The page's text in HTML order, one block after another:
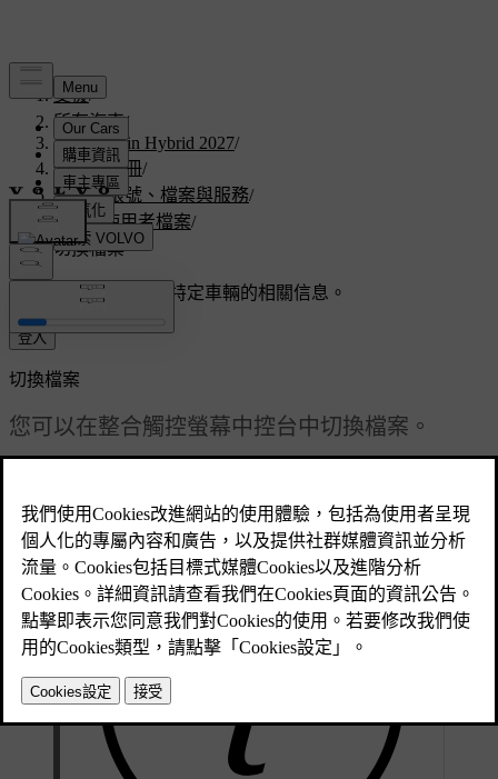
支援/
所有汽車/
V60 Plug-in Hybrid 2027/
使用者手冊/
使用者帳號、檔案與服務/
汽車使用者檔案/
切換檔案
客製化支援 獲取與您特定車輛的相關信息。
登入
切換檔案
您可以在整合觸控螢幕中控台中切換檔案。